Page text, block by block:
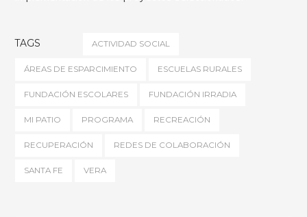
TAGS ACTIVIDAD SOCIAL
ÁREAS DE ESPARCIMIENTO ESCUELAS RURALES
FUNDACIÓN ESCOLARES FUNDACIÓN IRRADIA
MI PATIO PROGRAMA RECREACIÓN
RECUPERACIÓN REDES DE COLABORACIÓN
SANTA FE VERA